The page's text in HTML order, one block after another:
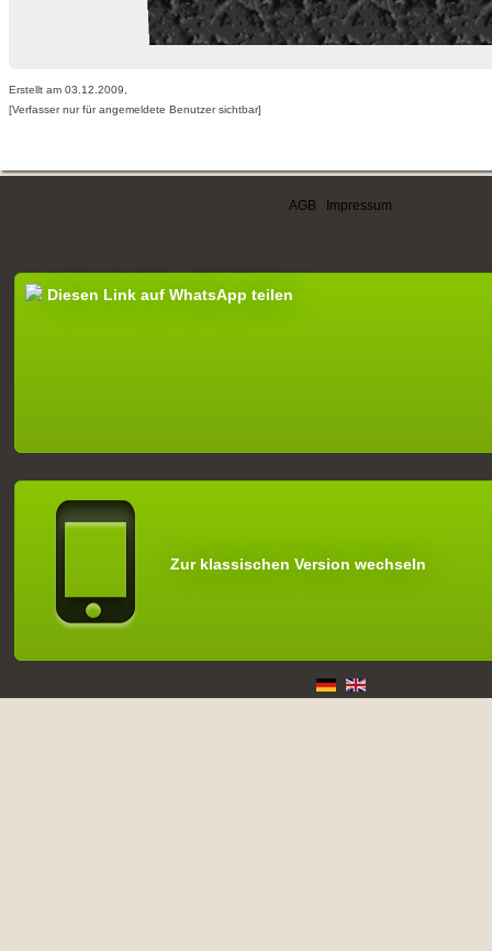
Erstellt am 03.12.2009,
[Verfasser nur für angemeldete Benutzer sichtbar]
AGB Impressum
Diesen Link auf WhatsApp teilen
Zur klassischen Version wechseln